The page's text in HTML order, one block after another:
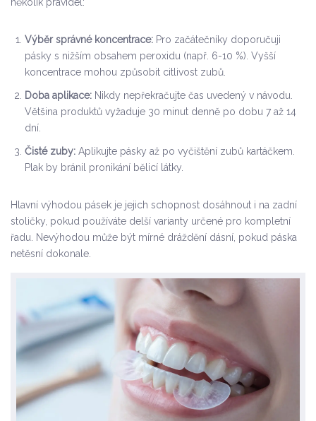
Výběr správné koncentrace: Pro začátečníky doporučuji
pásky s nižším obsahem peroxidu (např. 6-10 %). Vyšší
koncentrace mohou způsobit citlivost zubů.
Doba aplikace: Nikdy nepřekračujte čas uvedený v návodu.
Většina produktů vyžaduje 30 minut denně po dobu 7 až 14
dní.
Čisté zuby: Aplikujte pásky až po vyčištění zubů kartáčkem.
Plak by bránil pronikání bělicí látky.
Hlavní výhodou pásek je jejich schopnost dosáhnout i na zadní
stoličky, pokud používáte delší varianty určené pro kompletní
řadu. Nevýhodou může být mírné dráždění dásní, pokud páska
netěsní dokonale.